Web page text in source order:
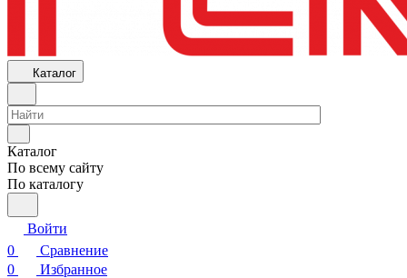
Каталог
Каталог
По всему сайту
По каталогу
Войти
0
Сравнение
0
Избранное